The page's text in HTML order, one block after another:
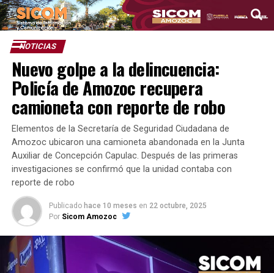
NOTICIAS
Nuevo golpe a la delincuencia:
Policía de Amozoc recupera
camioneta con reporte de robo
Elementos de la Secretaría de Seguridad Ciudadana de
Amozoc ubicaron una camioneta abandonada en la Junta
Auxiliar de Concepción Capulac. Después de las primeras
investigaciones se confirmó que la unidad contaba con
reporte de robo
Publicado hace 10 meses en 22 octubre, 2025
Por Sicom Amozoc